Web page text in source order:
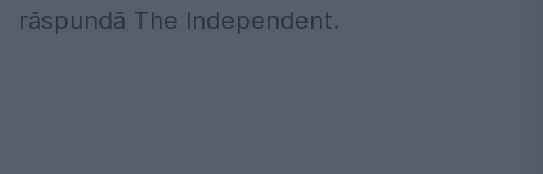
răspundă The Independent.